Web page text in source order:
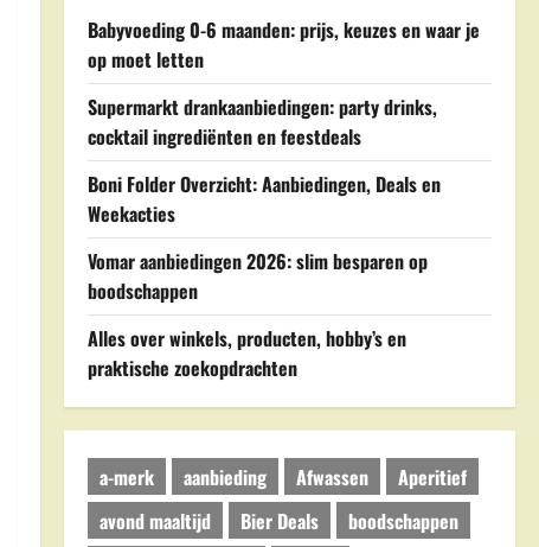
Babyvoeding 0-6 maanden: prijs, keuzes en waar je
op moet letten
Supermarkt drankaanbiedingen: party drinks,
cocktail ingrediënten en feestdeals
Boni Folder Overzicht: Aanbiedingen, Deals en
Weekacties
Vomar aanbiedingen 2026: slim besparen op
boodschappen
Alles over winkels, producten, hobby’s en
praktische zoekopdrachten
a-merk aanbieding Afwassen
Aperitief
avond maaltijd
Bier Deals
boodschappen